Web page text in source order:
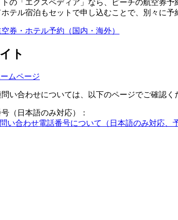
の「エクスペディア」なら、ピーチの航空券予
テル宿泊もセットで申し込むことで、別々に予
券・ホテル予約（国内・海外）
ト
ムページ
い合わせについては、以下のページでご確認く
（日本語のみ対応）：
い合わせ電話番号について（日本語のみ対応